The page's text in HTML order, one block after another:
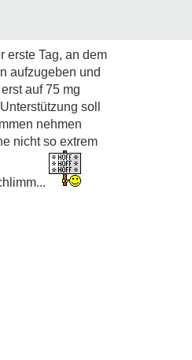
erste Tag, an dem
aufzugeben und
auf 75 mg
soll
nehmen
nicht so extrem